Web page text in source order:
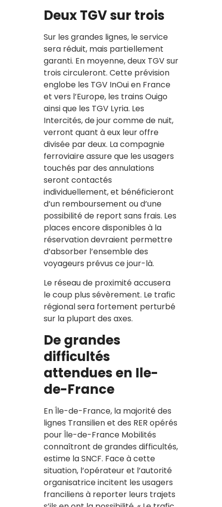
Deux TGV sur trois
Sur les grandes lignes, le service
sera réduit, mais partiellement
garanti. En moyenne, deux TGV sur
trois circuleront. Cette prévision
englobe les TGV InOui en France
et vers l’Europe, les trains Ouigo
ainsi que les TGV Lyria. Les
Intercités, de jour comme de nuit,
verront quant à eux leur offre
divisée par deux. La compagnie
ferroviaire assure que les usagers
touchés par des annulations
seront contactés
individuellement, et bénéficieront
d’un remboursement ou d’une
possibilité de report sans frais. Les
places encore disponibles à la
réservation devraient permettre
d’absorber l’ensemble des
voyageurs prévus ce jour-là.
Le réseau de proximité accusera
le coup plus sévèrement. Le trafic
régional sera fortement perturbé
sur la plupart des axes.
De grandes
difficultés
attendues en Ile-
de-France
En Île-de-France, la majorité des
lignes Transilien et des RER opérés
pour Île-de-France Mobilités
connaîtront de grandes difficultés,
estime la SNCF. Face à cette
situation, l’opérateur et l’autorité
organisatrice incitent les usagers
franciliens à reporter leurs trajets